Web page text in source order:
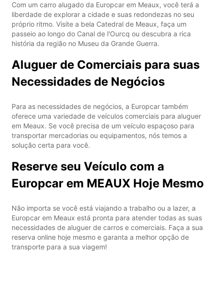
Com um carro alugado da Europcar em Meaux, você terá a
liberdade de explorar a cidade e suas redondezas no seu
próprio ritmo. Visite a bela Catedral de Meaux, faça um
passeio ao longo do Canal de l'Ourcq ou descubra a rica
história da região no Museu da Grande Guerra.
Aluguer de Comerciais para suas
Necessidades de Negócios
Para as necessidades de negócios, a Europcar também
oferece uma variedade de veículos comerciais para aluguer
em Meaux. Se você precisa de um veículo espaçoso para
transportar mercadorias ou equipamentos, nós temos a
solução certa para você.
Reserve seu Veículo com a
Europcar em MEAUX Hoje Mesmo
Não importa se você está viajando a trabalho ou a lazer, a
Europcar em Meaux está pronta para atender todas as suas
necessidades de aluguer de carros e comerciais. Faça a sua
reserva online hoje mesmo e garanta a melhor opção de
transporte para a sua viagem!